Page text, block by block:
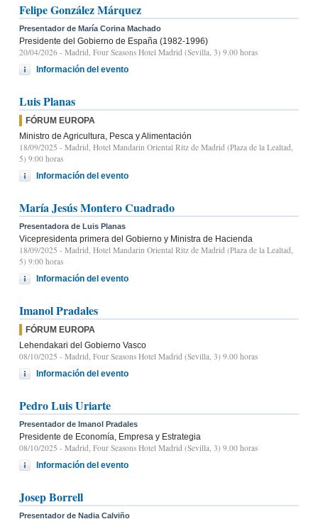
Felipe González Márquez
Presentador de María Corina Machado
Presidente del Gobierno de España (1982-1996)
20/04/2026 - Madrid, Four Seasons Hotel Madrid (Sevilla, 3) 9.00 horas
Información del evento
Luis Planas
FÓRUM EUROPA
Ministro de Agricultura, Pesca y Alimentación
18/09/2025 - Madrid, Hotel Mandarin Oriental Ritz de Madrid (Plaza de la Lealtad,
5) 9:00 horas
Información del evento
María Jesús Montero Cuadrado
Presentadora de Luis Planas
Vicepresidenta primera del Gobierno y Ministra de Hacienda
18/09/2025 - Madrid, Hotel Mandarin Oriental Ritz de Madrid (Plaza de la Lealtad,
5) 9:00 horas
Información del evento
Imanol Pradales
FÓRUM EUROPA
Lehendakari del Gobierno Vasco
08/10/2025 - Madrid, Four Seasons Hotel Madrid (Sevilla, 3) 9.00 horas
Información del evento
Pedro Luis Uriarte
Presentador de Imanol Pradales
Presidente de Economía, Empresa y Estrategia
08/10/2025 - Madrid, Four Seasons Hotel Madrid (Sevilla, 3) 9.00 horas
Información del evento
Josep Borrell
Presentador de Nadia Calviño